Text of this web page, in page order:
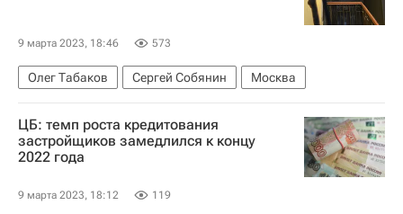
9 марта 2023, 18:46 573
Олег Табаков Сергей Собянин Москва
ЦБ: темп роста кредитования
застройщиков замедлился к концу
2022 года
9 марта 2023, 18:12 119